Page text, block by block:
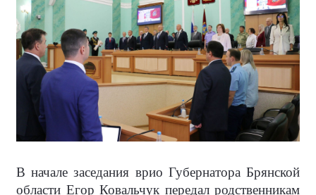
В начале заседания врио Губернатора Брянской
области Егор Ковальчук передал родственникам